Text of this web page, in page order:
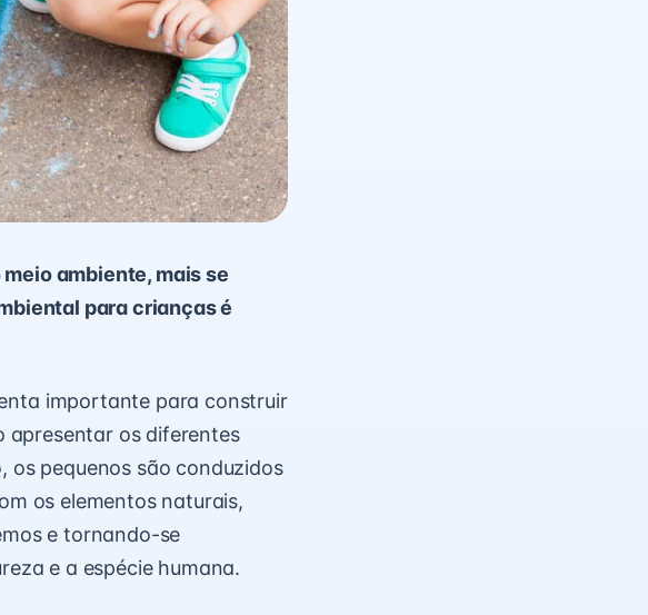
ambiente, mais se
para crianças é
importante para construir
apresentar os diferentes
os pequenos são conduzidos
os elementos naturais,
e tornando-se
e a espécie humana.